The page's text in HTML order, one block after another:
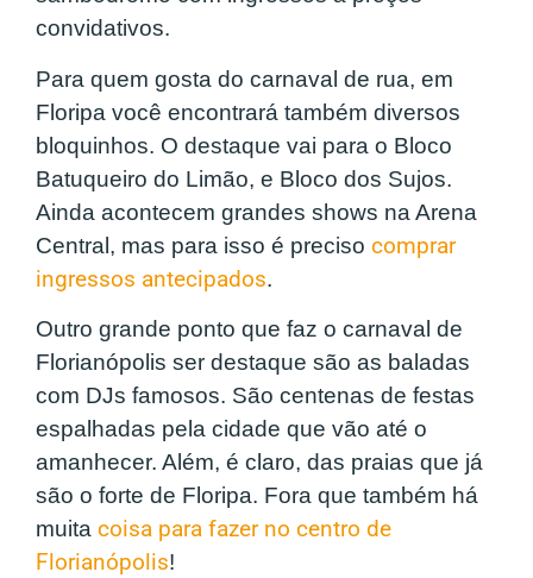
convidativos.
Para quem gosta do carnaval de rua, em
Floripa você encontrará também diversos
bloquinhos. O destaque vai para o Bloco
Batuqueiro do Limão, e Bloco dos Sujos.
Ainda acontecem grandes shows na Arena
Central, mas para isso é preciso comprar
ingressos antecipados.
Outro grande ponto que faz o carnaval de
Florianópolis ser destaque são as baladas
com DJs famosos. São centenas de festas
espalhadas pela cidade que vão até o
amanhecer. Além, é claro, das praias que já
são o forte de Floripa. Fora que também há
muita coisa para fazer no centro de
Florianópolis!